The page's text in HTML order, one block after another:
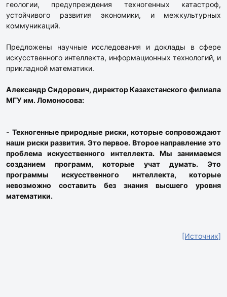
геологии, предупреждения техногенных катастроф,
устойчивого развития экономики, и межкультурных
коммуникаций.
Предложены научные исследования и доклады в сфере
искусственного интеллекта, информационных технологий, и
прикладной математики.
Александр Сидорович, директор Казахстанского филиала
МГУ им. Ломоносова:
- Техногенные природные риски, которые сопровождают
наши риски развития. Это первое. Второе направление это
проблема искусственного интеллекта. Мы занимаемся
созданием программ, которые учат думать. Это
программы искусственного интеллекта, которые
невозможно составить без знания высшего уровня
математики.
[Источник]